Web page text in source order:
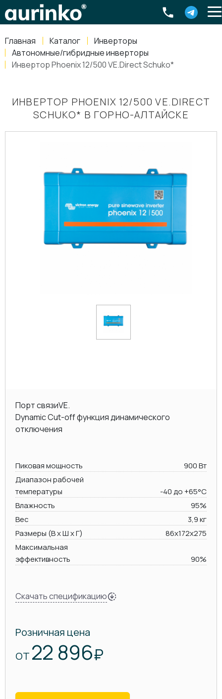
Главная Каталог
Инверторы
Автономные/гибридные инверторы
Инвертор Phoenix 12/500 VE.Direct Schuko*
ИНВЕРТОР PHOENIX 12/500 VE.DIRECT
SCHUKO* В ГОРНО-АЛТАЙСКЕ
Порт связиVE.
Dynamic Cut-offфункция динамического
отключения
Пиковая мощность
900 Вт
Диапазон рабочей
температуры
-40 до +65°C
Влажность
95%
Вес
3,9 кг
Размеры (В х Ш х Г)
86x172x275
Максимальная
эффективность
90%
Скачать спецификацию
Розничная цена
ОТ 22 896₽
Россия, Свердловская область Екатеринбург ,
8-800-770-79-40